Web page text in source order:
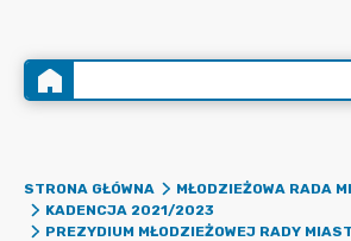
STRONA GŁÓWNA
MŁODZIEŻOWA RADA
KADENCJA 2021/2023
PREZYDIUM MŁODZIEŻOWEJ RADY